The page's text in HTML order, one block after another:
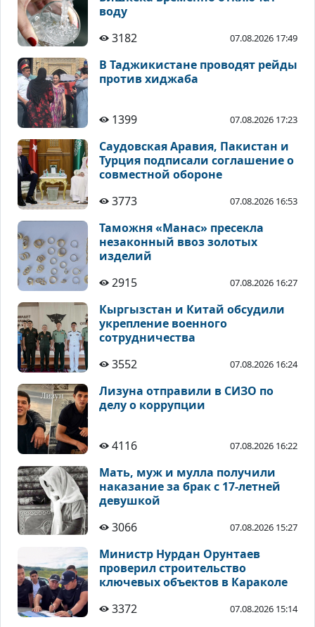
воду
3182
07.08.2026 17:49
В Таджикистане проводят рейды
против хиджаба
1399 07.08.2026 17:23
Саудовская Аравия, Пакистан и
Турция подписали соглашение о
совместной обороне
3773
07.08.2026 16:53
Таможня «Манас» пресекла
незаконный ввоз золотых
изделий
2915
07.08.2026 16:27
Кыргызстан и Китай обсудили
укрепление военного
сотрудничества
3552
07.08.2026 16:24
Лизуна отправили в СИЗО по
делу о коррупции
4116 07.08.2026 16:22
Мать, муж и мулла получили
наказание за брак с 17-летней
девушкой
3066
07.08.2026 15:27
Министр Нурдан Орунтаев
проверил строительство
ключевых объектов в Караколе
3372
07.08.2026 15:14